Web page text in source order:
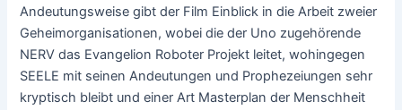
Andeutungsweise gibt der Film Einblick in die Arbeit zweier
Geheimorganisationen, wobei die der Uno zugehörende
NERV das Evangelion Roboter Projekt leitet, wohingegen
SEELE mit seinen Andeutungen und Prophezeiungen sehr
kryptisch bleibt und einer Art Masterplan der Menschheit